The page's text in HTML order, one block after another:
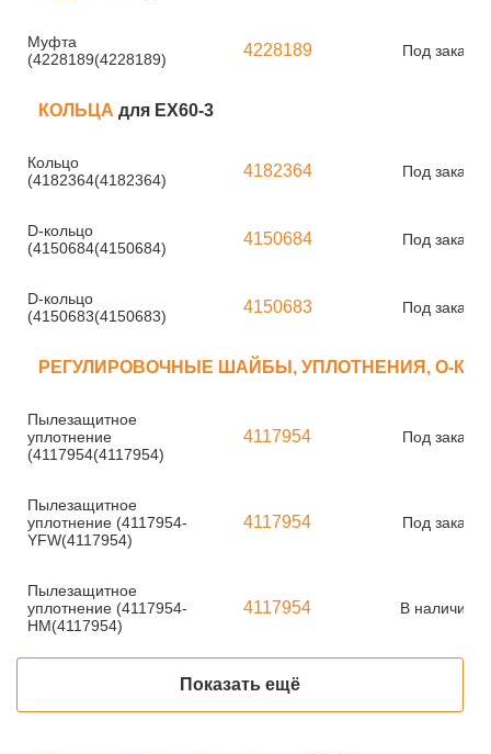
Муфта
(4228189(4228189)
4228189 Под заказ
КОЛЬЦА для EX60-3
Кольцо
(4182364(4182364)
4182364 Под заказ
D-кольцо
(4150684(4150684)
4150684 Под заказ
D-кольцо
(4150683(4150683)
4150683 Под заказ
РЕГУЛИРОВОЧНЫЕ ШАЙБЫ, УПЛОТНЕНИЯ, О-
Пылезащитное
уплотнение
(4117954(4117954)
4117954 Под заказ
Пылезащитное
уплотнение (4117954-
YFW(4117954)
4117954 Под заказ
Пылезащитное
уплотнение (4117954-
HM(4117954)
4117954 В наличии
Показать ещё